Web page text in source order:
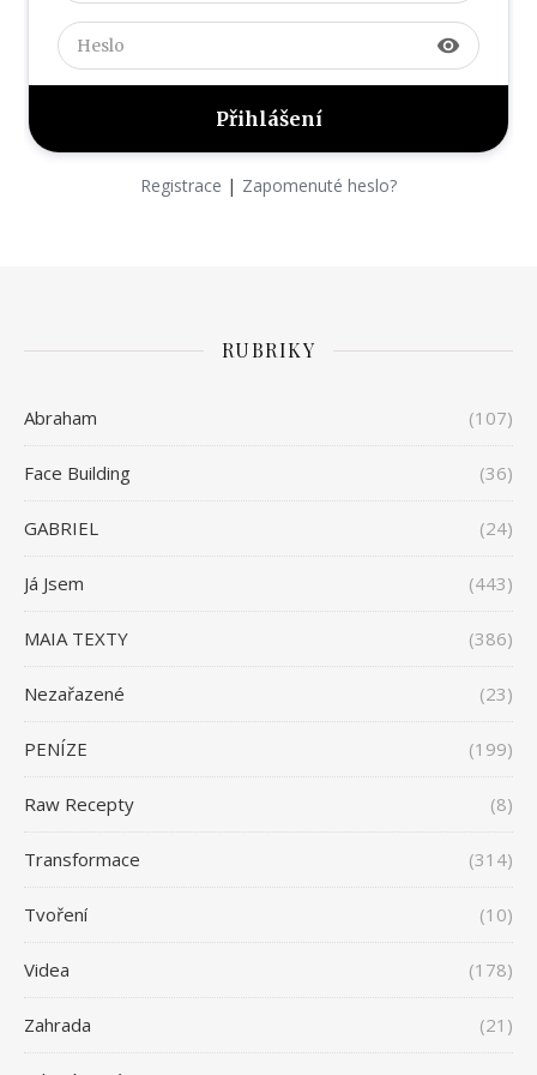
visibility
Registrace | Zapomenuté heslo?
RUBRIKY
Abraham (107)
Face Building (36)
GABRIEL (24)
Já Jsem (443)
MAIA TEXTY (386)
Nezařazené (23)
PENÍZE (199)
Raw Recepty (8)
Transformace (314)
Tvoření (10)
Videa (178)
Zahrada (21)